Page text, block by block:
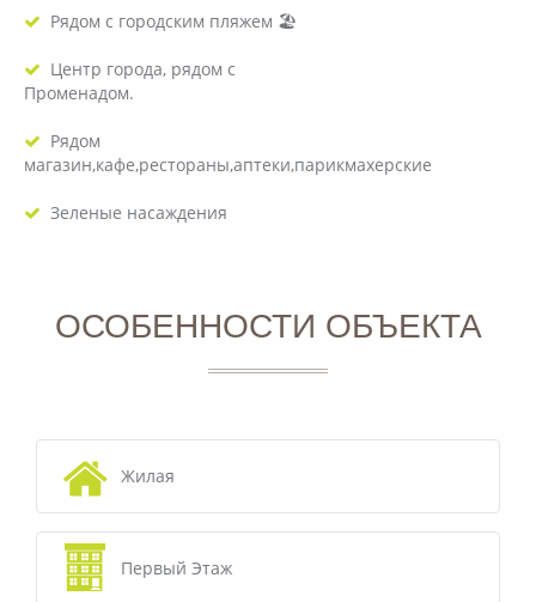
Рядом с городским пляжем 🏖
Центр города, рядом с
Променадом.
Рядом
магазин,кафе,рестораны,аптеки,парикмахерские
Зеленые насаждения
ОСОБЕННОСТИ ОБЪЕКТА
Жилая
Первый Этаж